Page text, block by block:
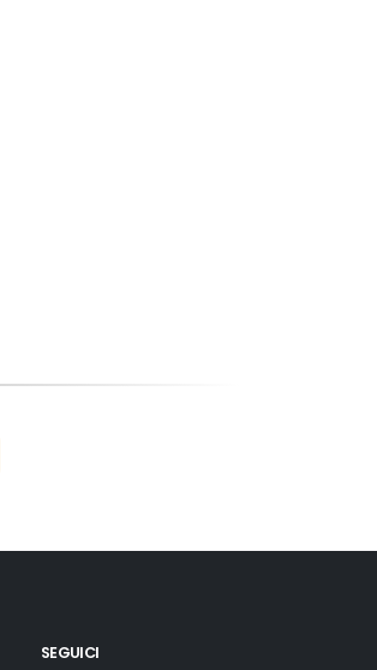
SEGUICI